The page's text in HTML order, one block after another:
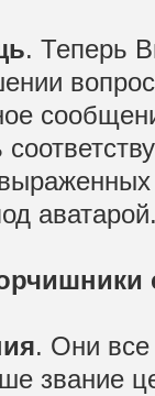
. Теперь
. Они
звание